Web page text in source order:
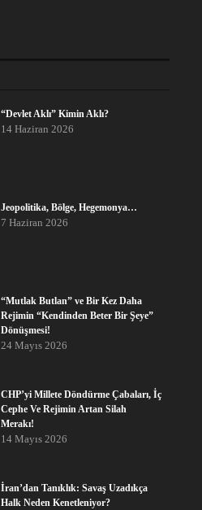
“Devlet Aklı” Kimin Aklı?
14 Haziran 2026
Jeopolitika, Bölge, Hegemonya…
7 Haziran 2026
“Mutlak Butlan” ve Bir Kez Daha
Rejimin “Kendinden Beter Bir Şeye”
Dönüşmesi!
24 Mayıs 2026
CHP’yi Millete Döndürme Çabaları, İç
Cephe Ve Rejimin Artan Silah
Merakı!
14 Mayıs 2026
İran’dan Tanıklık: Savaş Uzadıkça
Halk Neden Kenetleniyor?